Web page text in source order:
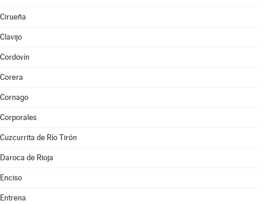
Cirueña
Clavijo
Cordovín
Corera
Cornago
Corporales
Cuzcurrita de Río Tirón
Daroca de Rioja
Enciso
Entrena